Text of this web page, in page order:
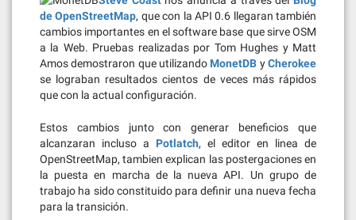
de OpenStreetMap, que con la API 0.6 llegaran también
cambios importantes en el software base que sirve OSM
a la Web. Pruebas realizadas por Tom Hughes y Matt
Amos demostraron que utilizando MonetDB yCherokee
se lograban resultados cientos de veces más rápidos
que con la actual configuración.
Estos cambios junto con generar beneficios que
alcanzaran incluso a Potlatch, el editor en linea de
OpenStreetMap, tambien explican las postergaciones en
la puesta en marcha de la nueva API. Un grupo de
trabajo ha sido constituido para definir una nueva fecha
para la transición.